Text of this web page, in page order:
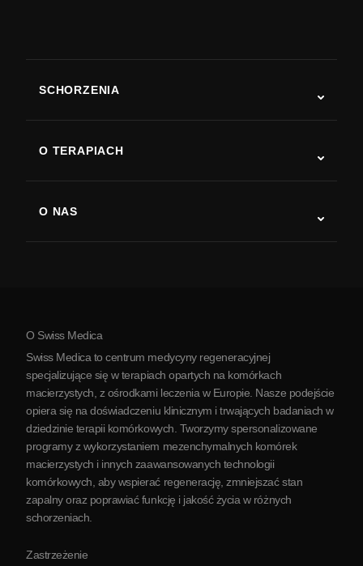
SCHORZENIA
Choroba Parkinsona
Zapalenie stawów
O TERAPIACH
O NAS
O Serbii
Partnerstwo
Skontaktuj się z nami
O Swiss Medica
Swiss Medica to centrum medycyny regeneracyjnej
specjalizujące się w terapiach opartych na komórkach
macierzystych, z ośrodkami leczenia w Europie. Nasze podejście
opiera się na doświadczeniu klinicznym i trwających badaniach w
dziedzinie terapii komórkowych. Tworzymy spersonalizowane
programy z wykorzystaniem mezenchymalnych komórek
macierzystych i innych zaawansowanych technologii
komórkowych, aby wspierać regenerację, zmniejszać stan
zapalny oraz poprawiać funkcję i jakość życia w różnych
schorzeniach.
Zastrzeżenie